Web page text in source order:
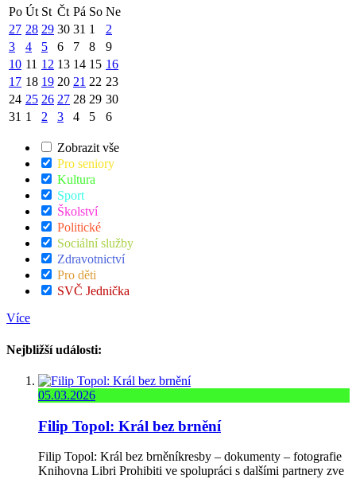
Po Út St Čt Pá So Ne
27 28 29 30 31 1
2
3
4 5 6 7 8
9
10 11 12 13 14 15 16
17 18 19 20 21 22 23
24 25 26 27 28 29 30
31 1 2 3 4 5 6
Zobrazit vše
Pro seniory
Kultura
Sport
Školství
Politické
Sociální služby
Zdravotnictví
Pro děti
SVČ Jednička
Více
Nejbližší události:
05.03.2026
Filip Topol: Král bez brnění
Filip Topol: Král bez brněníkresby – dokumenty – fotografie
Knihovna Libri Prohibiti ve spolupráci s dalšími partnery zve